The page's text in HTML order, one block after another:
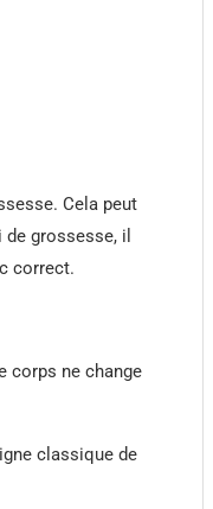
Cela peut
grossesse, il
correct.
corps ne change
classique de